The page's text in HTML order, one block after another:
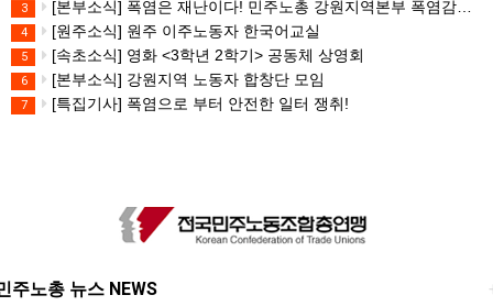
3 [본부소식] 폭염은 재난이다! 민주노총 강원지역본부 폭염감시단 선포 기자회견
4 [원주소식] 원주 이주노동자 한국어교실
5 [속초소식] 영화 <3학년 2학기> 공동체 상영회
6 [본부소식] 강원지역 노동자 합창단 모임
7 [특집기사] 폭염으로 부터 안전한 일터 쟁취!
주노총 뉴스 NEWS